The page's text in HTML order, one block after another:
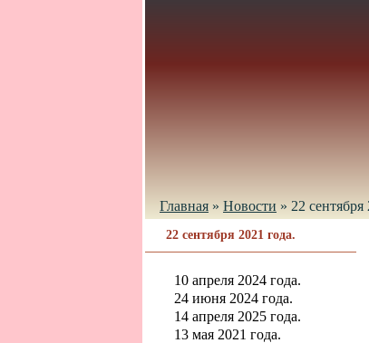
Главная » Новости » 22 сентября
22 сентября 2021 года.
10 апреля 2024 года.
24 июня 2024 года.
14 апреля 2025 года.
13 мая 2021 года.